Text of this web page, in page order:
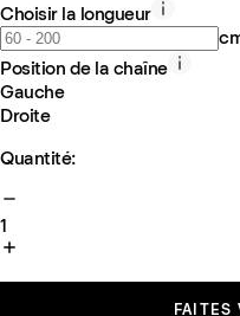
Choisir la longueur
Position de la chaîne
Gauche
Droite
Quantité:
1
FAITES